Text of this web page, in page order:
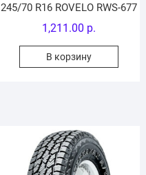
245/70 R16 ROVELO RWS-677
1,211.00 р.
В корзину